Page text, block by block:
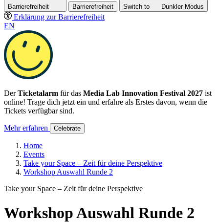
Barrierefreiheit Barrierefreiheit Switch to DunklerModus
Erklärung zur Barrierefreiheit
EN
DerTicketalarm für das Media Lab Innovation Festival 2027 ist
online! Trage dich jetzt ein und erfahre als Erstes davon, wenn die
Tickets verfügbar sind.
Mehr erfahren Celebrate
Home
Events
Take your Space – Zeit für deine Perspektive
Workshop Auswahl Runde 2
Take your Space – Zeit für deine Perspektive
Workshop Auswahl Runde 2